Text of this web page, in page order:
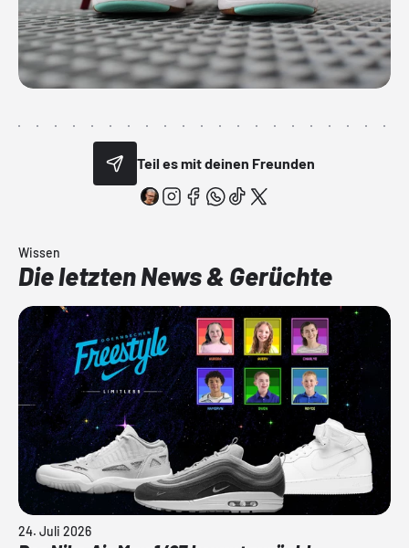
Teil es mit deinen Freunden
Wissen
Die letzten News & Gerüchte
24. Juli 2026